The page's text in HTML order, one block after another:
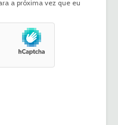
a próxima vez que eu